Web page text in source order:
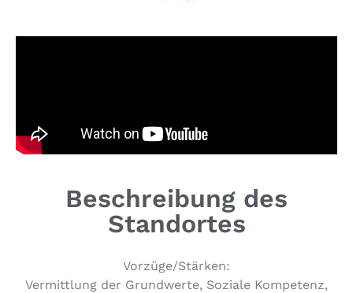
Beschreibung des
Standortes
Vorzüge/​Stärken:
Ver­mitt­lung der Grund­wer­te, Soziale Kompetenz,